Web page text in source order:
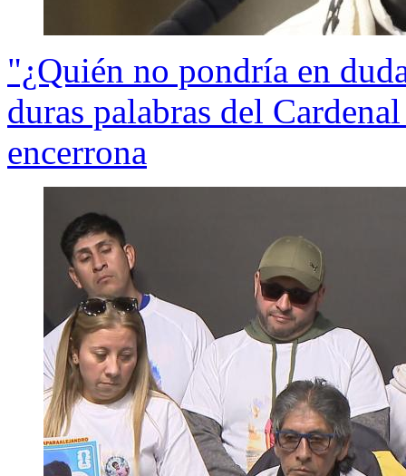
"¿Quién no pondría en
duras palabras del
encerrona